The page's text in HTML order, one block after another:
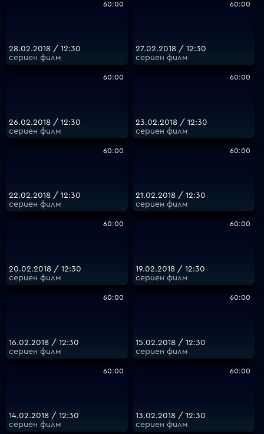
60:00
28.02.2018 / 12:30
сериен филм
60:00
27.02.2018 / 12:30
сериен филм
60:00
26.02.2018 / 12:30
сериен филм
60:00
23.02.2018 / 12:30
сериен филм
60:00
22.02.2018 / 12:30
сериен филм
60:00
21.02.2018 / 12:30
сериен филм
60:00
20.02.2018 / 12:30
сериен филм
60:00
19.02.2018 / 12:30
сериен филм
60:00
16.02.2018 / 12:30
сериен филм
60:00
15.02.2018 / 12:30
сериен филм
60:00
14.02.2018 / 12:30
сериен филм
60:00
13.02.2018 / 12:30
сериен филм